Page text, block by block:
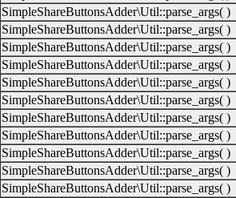
SimpleShareButtonsAdder\Util::parse_args( )
SimpleShareButtonsAdder\Util::parse_args( )
SimpleShareButtonsAdder\Util::parse_args( )
SimpleShareButtonsAdder\Util::parse_args( )
SimpleShareButtonsAdder\Util::parse_args( )
SimpleShareButtonsAdder\Util::parse_args( )
SimpleShareButtonsAdder\Util::parse_args( )
SimpleShareButtonsAdder\Util::parse_args( )
SimpleShareButtonsAdder\Util::parse_args( )
SimpleShareButtonsAdder\Util::parse_args( )
SimpleShareButtonsAdder\Util::parse_args( )